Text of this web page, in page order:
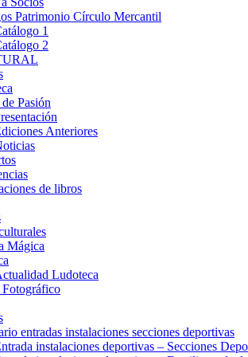
Patrimonio Círculo Mercantil
1
2
Pasión
Anteriores
de libros
Mágica
Ludoteca
entradas instalaciones secciones deportivas
instalaciones deportivas – Secciones